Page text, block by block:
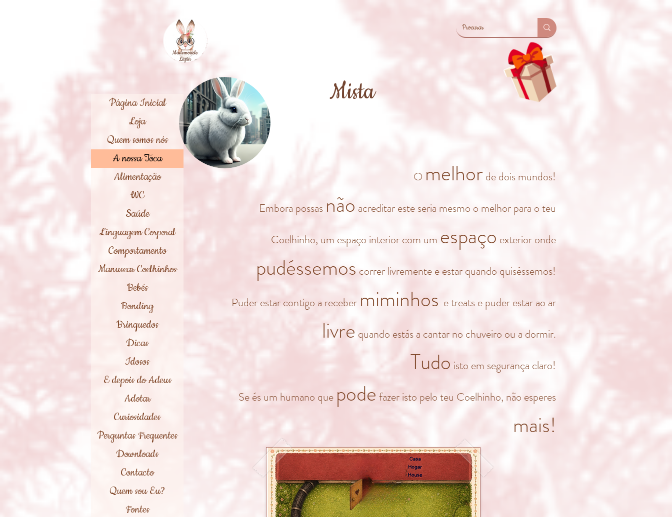
Mista
O melhorde dois mundos!
Embora possas não acreditar este seria mesmo o melhor para o teu
Coelhinho, um espaço interior com um espaço exterior onde
pudéssemoscorrer livremente e estar quando quiséssemos!
Puder estar contigo a receber miminhos e treats e puder estar ao ar
livre quando estás a cantar no chuveiro ou a dormir.
Tudo isto em segurança claro!
Se és um humano que pode fazer isto pelo teu Coelhinho, não esperes
mais!
Página Inicial
Loja
Quem somos nós
A nossa Toca
Alimentação
WC
Saúde
Linguagem Corporal
Comportamento
Manusear Coelhinhos
Bebés
Bonding
Brinquedos
Dicas
Idosos
E depois do Adeus
Adotar
Curiosidades
Perguntas Frequentes
Downloads
Contacto
Quem sou Eu?
Fontes